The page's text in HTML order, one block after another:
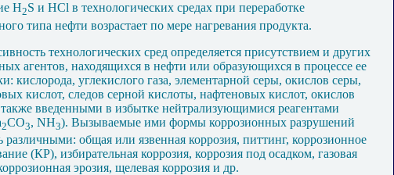
Н2S и НСl в технологических средах при переработке
типа нефти возрастает по мере нагревания продукта.
технологических сред определяется присутствием и других
агентов, находящихся в нефти или образующихся в процессе ее
кислорода, углекислого газа, элементарной серы, окислов серы,
кислот, следов серной кислоты, нафтеновых кислот, окислов
также введенными в избытке нейтрализующимися реагентами
2CO3, NH3). Вызываемые ими формы коррозионных разрушений
различными: общая или язвенная коррозия, питтинг, коррозионное
(КР), избирательная коррозия, коррозия под осадком, газовая
эрозия, щелевая коррозия и др.